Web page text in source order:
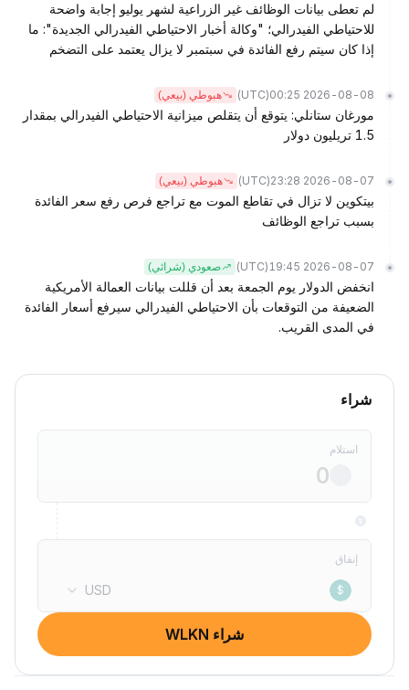
لم تعطى بيانات الوظائف غير الزراعية لشهر يوليو إجابة واضحة
للاحتياطي الفيدرالي؛ "وكالة أخبار الاحتياطي الفيدرالي الجديدة": ما
إذا كان سيتم رفع الفائدة في سبتمبر لا يزال يعتمد على التضخم
2026-08-08 00:25
(UTC) هبوطي (بيعي)
مورغان ستانلي: يتوقع أن يتقلص ميزانية الاحتياطي الفيدرالي بمقدار
1.5 تريليون دولار
2026-08-07 23:28
(UTC) هبوطي (بيعي)
بيتكوين لا تزال في تقاطع الموت مع تراجع فرص رفع سعر الفائدة
بسبب تراجع الوظائف
2026-08-07 19:45
(UTC) صعودي (شرائي)
انخفض الدولار يوم الجمعة بعد أن قللت بيانات العمالة الأمريكية
الضعيفة من التوقعات بأن الاحتياطي الفيدرالي سيرفع أسعار الفائدة
في المدى القريب.
شراء
استلام
إنفاق
$
USD
شراء WLKN